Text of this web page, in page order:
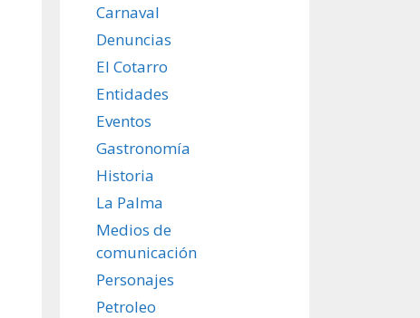
Carnaval
Denuncias
El Cotarro
Entidades
Eventos
Gastronomía
Historia
La Palma
Medios de
comunicación
Personajes
Petroleo